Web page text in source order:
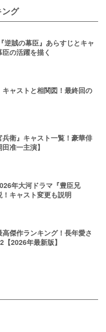
ング
逆賊の幕臣』あらすじとキャ
の活躍を描く
ャストと相関図！最終回の
衛』キャスト一覧！豪華俳
准一主演】
年大河ドラマ『豊臣兄
キャスト変更も説明
傑作ランキング！長年愛さ
2026年最新版】